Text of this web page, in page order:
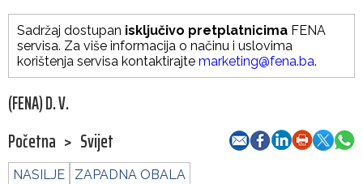
Sadržaj dostupan isključivo pretplatnicima FENA
servisa. Za više informacija o načinu i uslovima
korištenja servisa kontaktirajte marketing@fena.ba.
(FENA) D. V.
Početna > Svijet
NASILJE ZAPADNA OBALA